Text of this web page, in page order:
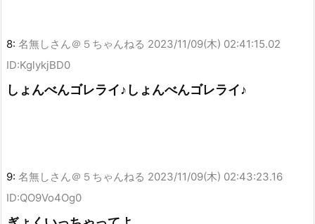
8: 名無しさん＠５ちゃんねる 2023/11/09(木) 02:41:15.02
ID:KglykjBD0
しょんべんゴレライ♪しょんべんゴレライ♪
9: 名無しさん＠５ちゃんねる 2023/11/09(木) 02:43:23.16
ID:QO9Vo4Og0